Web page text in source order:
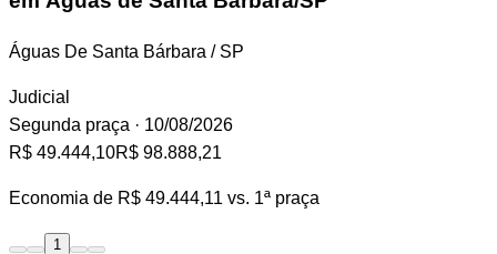
Águas De Santa Bárbara / SP
Judicial
Segunda praça · 10/08/2026
R$ 49.444,10R$ 98.888,21
Economia de R$ 49.444,11 vs. 1ª praça
1